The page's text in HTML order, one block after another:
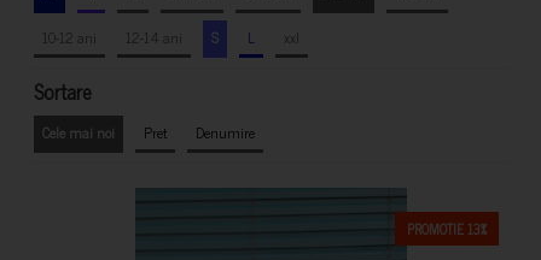
10-12 ani
12-14 ani S L xxl
Sortare
Cele mai noi Pret Denumire
PROMOTIE 13%